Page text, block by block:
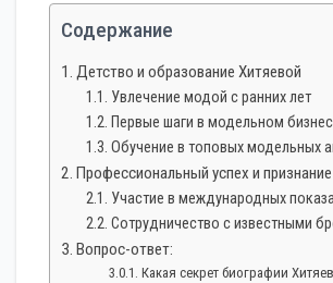
Содержание
Детство и образование Хитяевой
Увлечение модой с ранних лет
Первые шаги в модельном
Обучение в топовых модельных
Профессиональный успех и признание
Участие в международных
Сотрудничество с известными
Вопрос-ответ:
Какая секрет биографии